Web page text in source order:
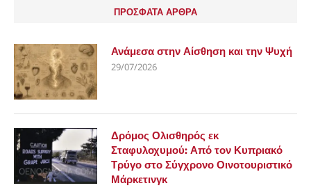
ΠΡΟΣΦΑΤΑ ΑΡΘΡΑ
Ανάμεσα στην Αίσθηση και την Ψυχή
29/07/2026
Δρόμος Ολισθηρός εκ
Σταφυλοχυμού: Από τον Κυπριακό
Τρύγο στο Σύγχρονο Οινοτουριστικό
Μάρκετινγκ